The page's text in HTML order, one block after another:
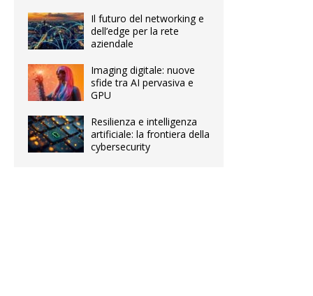
Il futuro del networking e
dell’edge per la rete
aziendale
Imaging digitale: nuove
sfide tra AI pervasiva e
GPU
Resilienza e intelligenza
artificiale: la frontiera della
cybersecurity